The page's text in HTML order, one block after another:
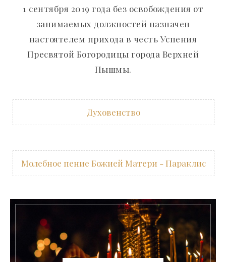
1 сентября 2019 года без освобождения от
занимаемых должностей назначен
настоятелем прихода в честь Успения
Пресвятой Богородицы города Верхней
Пышмы.
Духовенство
Молебное пение Божией Матери - Параклис